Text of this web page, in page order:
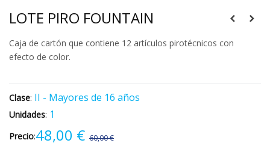
LOTE PIRO FOUNTAIN
Caja de cartón que contiene 12 artículos pirotécnicos con
efecto de color.
Clase: II - Mayores de 16 años
Unidades: 1
Precio:48,00 € 60,00 €